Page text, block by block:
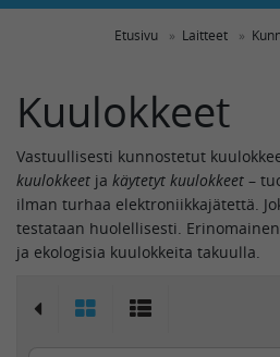
Etusivu Laitteet
Kuulokkeet
Vastuullisesti kunnostetut
kuulokkeet ja käytetyt kuulokkeet –
ilman turhaa elektroniikkajätettä.
testataan huolellisesti.
ja ekologisia kuulokkeita takuulla.